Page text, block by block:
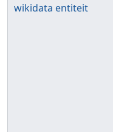
wikidata entiteit